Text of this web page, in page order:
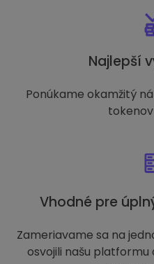
Najlepší
Ponúkame okamžitý
Vhodné pre
Zameriavame sa na
osvojili našu